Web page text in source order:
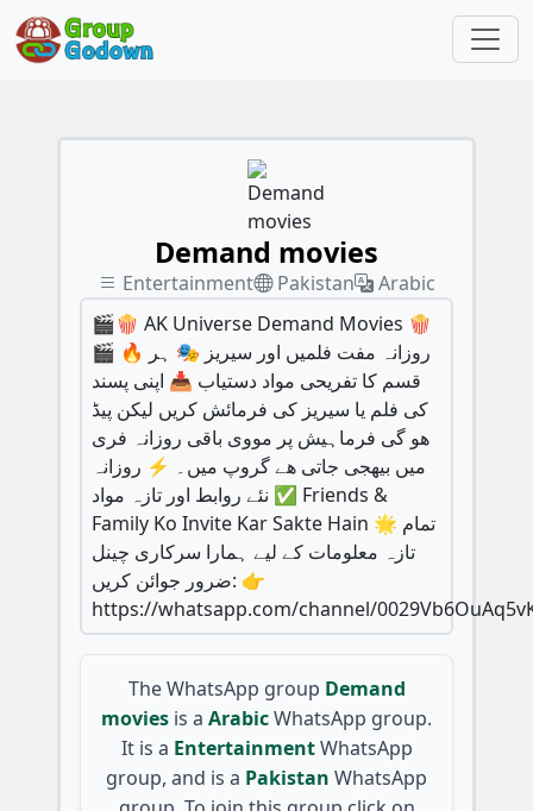
Demand movies
Entertainment Pakistan
Arabic
🎬🍿 AK Universe Demand Movies 🍿
🎬 🔥 روزانہ مفت فلمیں اور سیریز 🎭 ہر
قسم کا تفریحی مواد دستیاب 📥 اپنی پسند
کی فلم یا سیریز کی فرمائش کریں لیکن پیڈ
ھو گی فرماہیش پر مووی باقی روزانہ فری
میں بیھجی جاتی ھے گروپ میں۔ ⚡ روزانہ
نئے روابط اور تازہ مواد ✅ Friends &
Family Ko Invite Kar Sakte Hain 🌟 تمام
تازہ معلومات کے لیے ہمارا سرکاری چینل
ضرور جوائن کریں: 👉
https://whatsapp.com/channel/
The WhatsApp group Demand
movies is a ArabicWhatsApp group.
It is a Entertainment WhatsApp
group, and is a Pakistan WhatsApp